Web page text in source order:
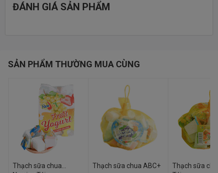
ĐÁNH GIÁ SẢN PHẨM
SẢN PHẨM THƯỜNG MUA CÙNG
Thạch sữa chua
Thạch sữa chua ABC+
Thạch sữa